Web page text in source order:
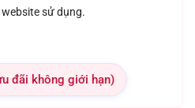
sử dụng.
đãi không giới hạn)